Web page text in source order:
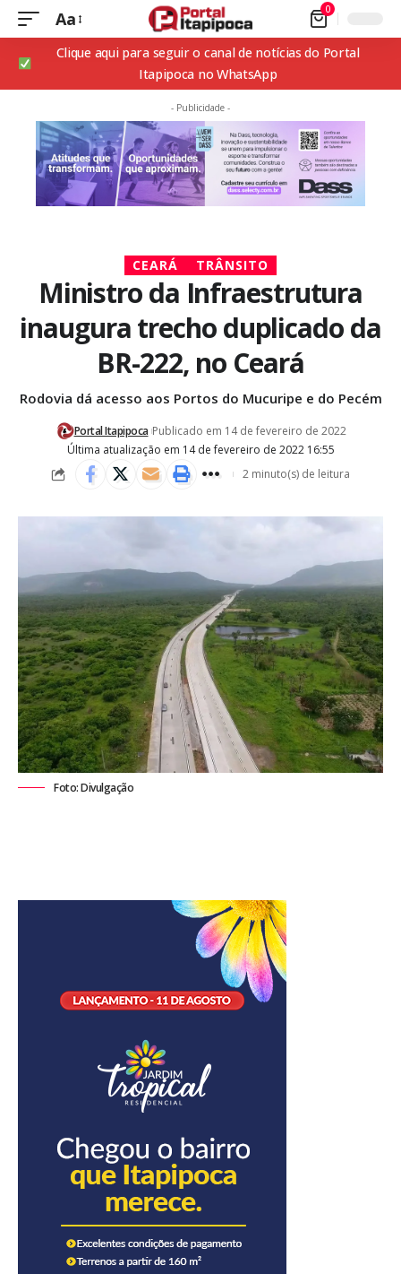
Aa 0
Clique aqui para seguir o canal de notícias do Portal
Itapipoca no WhatsApp
- Publicidade -
CEARÁ TRÂNSITO
Ministro da Infraestrutura
inaugura trecho duplicado da
BR-222, no Ceará
Rodovia dá acesso aos Portos do Mucuripe e do Pecém
Última atualização em 14 de fevereiro de 2022 16:55
Portal Itapipoca Publicado em 14 de fevereiro de 2022
2 minuto(s) de leitura
Foto: Divulgação